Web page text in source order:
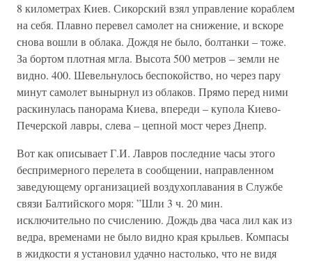
8 километрах Киев. Сикорский взял управление кораблем
на себя. Плавно перевел самолет на снижение, и вскоре
снова вошли в облака. Дождя не было, болтанки – тоже.
За бортом плотная мгла. Высота 500 метров – земли не
видно. 400. Шевельнулось беспокойство, но через пару
минут самолет вынырнул из облаков. Прямо перед ними
раскинулась панорама Киева, впереди – купола Киево-
Печерской лавры, слева – цепной мост через Днепр.
Вот как описывает Г.И. Лавров последние часы этого
беспримерного перелета в сообщении, направленном
заведующему организацией воздухоплавания в Службе
связи Балтийского моря: ”Шли 3 ч. 20 мин.
исключительно по счислению. Дождь два часа лил как из
ведра, временами не было видно края крыльев. Компасы
в жидкости я установил удачно настолько, что не видя